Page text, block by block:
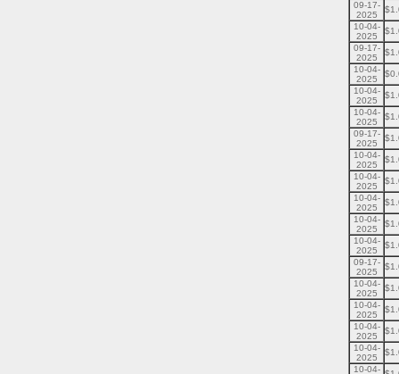
09-17-
2025
10-04-
2025
09-17-
2025
10-04-
2025
10-04-
2025
10-04-
2025
09-17-
2025
10-04-
2025
10-04-
2025
10-04-
2025
10-04-
2025
10-04-
2025
09-17-
2025
10-04-
2025
10-04-
2025
10-04-
2025
10-04-
2025
10-04-